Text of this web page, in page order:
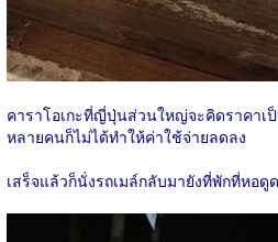
คาราโอเกะที่ญี่ปุ่นส่วนใหญ่จะคิดราคาเ
หลายคนก็ไม่ได้ทำให้ค่าใช้จ่ายลดลง
เสร็จแล้วก็นั่งรถเมล์กลับมายังที่พักที่หอดู